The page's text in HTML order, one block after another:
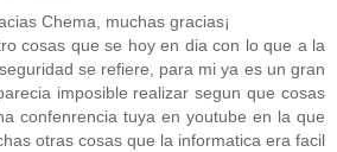
Chema, muchas gracias¡
cosas que se hoy en dia con lo que a la
se refiere, para mi ya es un gran
imposible realizar segun que cosas
confenrencia tuya en youtube en la que
otras cosas que la informatica era facil